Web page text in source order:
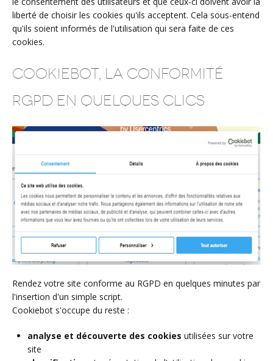
liberté de choisir les cookies qu'ils acceptent. Cela sous-entend
qu'ils soient informés de l'utilisation qui sera faite de ces
cookies.
Cookiebot, la conformité
RGPD en quelques clics
Rendez votre site conforme au RGPD en quelques minutes par
l'insertion d'un simple script.
Cookiebot s'occupe du reste :
analyse et découverte des cookies utilisées sur votre
site